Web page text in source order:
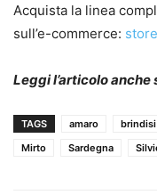
Acquista la linea
sull’e-commerce:
Leggi l’articolo anche
TAGS amaro brindisi
Mirto
Sardegna